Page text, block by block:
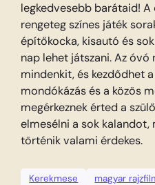
legkedvesebb barátaid!
rengeteg színes játék
építőkocka, kisautó és
nap lehet játszani. Az
mindenkit, és kezdődhet
mondókázás és a közös
megérkeznek érted a
elmesélni a sok
történik valami érdekes.
Kerekmese magyar